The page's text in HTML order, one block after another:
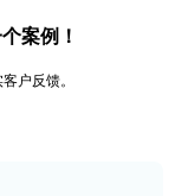
案例！
户反馈。